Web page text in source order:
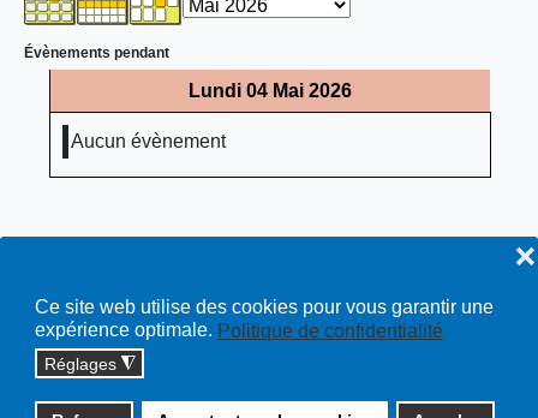
Ce site web utilise des cookies pour vous garantir une
expérience optimale. Politique de confidentialité
Réglages ◮
❌
Évènements pendant
Lundi 04 Mai 2026
Aucun évènement
Copyright © 2026 cossonay.ch - tous droits réservés | site :